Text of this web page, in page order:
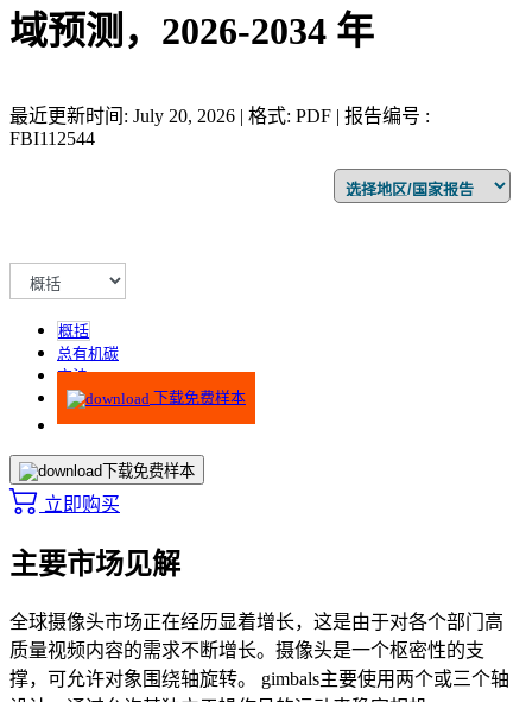
域预测，2026-2034 年
最近更新时间: July 20, 2026 | 格式: PDF | 报告编号 :
FBI112544
概括
总有机碳
方法
下载免费样本
下载免费样本
立即购买
主要市场见解
全球摄像头市场正在经历显着增长，这是由于对各个部门高
质量视频内容的需求不断增长。摄像头是一个枢密性的支
撑，可允许对象围绕轴旋转。 gimbals主要使用两个或三个轴